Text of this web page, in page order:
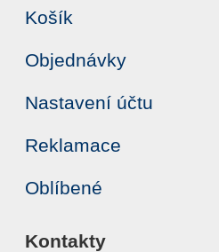
Košík
Objednávky
Nastavení účtu
Reklamace
Oblíbené
Kontakty